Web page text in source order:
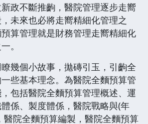
不斷推齣，醫院管理逐步走嚮
未來也必將走嚮精細化管理之
算管理就是財務管理走嚮精細化
。
個小故事，拋磚引玉，引齣全
些基本理念。為醫院全麵預算管
包括醫院全麵預算管理概述、運
係、製度體係，醫院戰略與(年
醫院全麵預算編製，醫院全麵預算